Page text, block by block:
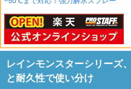
レインモンスターシリーズ
と耐久性で使い分け